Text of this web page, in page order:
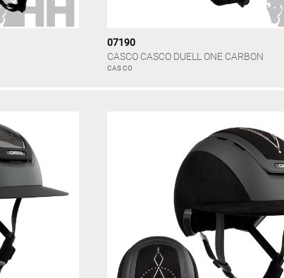
07190
CASCO CASCO DUELL ONE CARBON
CAS CO